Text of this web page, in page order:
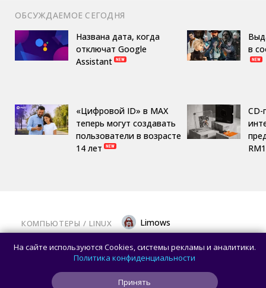
ОБСУЖДАЕМОЕ СЕГОДНЯ
Названа дата, когда
отключат Google
Assistant
«Цифровой ID» в MAX
теперь могут создавать
пользователи в возрасте
14 лет
в
CD-
RM1
КОМПЬЮТЕРЫ / LINUX Limows
Вышла библиотека Mesa 26.2.0: крупный
релиз с исправлениями для современных
видеокарт на Linux
На сайте используются Cookies, системы рекламы и аналитики.
Политика конфиденциальности
Принять